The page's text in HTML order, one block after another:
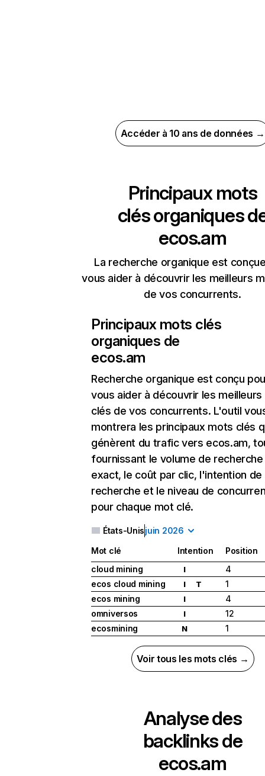
Accéder à 10 ans de données →
Principaux mots
clés organiques
ecos.am
La recherche organique est
vous aider à découvrir les meilleurs
de vos concurrents.
Principaux mots clés
organiques de
ecos.am
Recherche organique est conçu
vous aider à découvrir les
clés de vos concurrents. L'outil
montrera les principaux mots clés
génèrent du trafic vers ecos.am,
fournissant le volume de recherche
exact, le coût par clic, l'intention de
recherche et le niveau de
pour chaque mot clé.
États-Unisjuin 2026
Mot clé Intention
Position
cloud mining
I
4
ecos cloud mining
I T
1
ecos mining
I
4
omniversos
I
12
ecosmining
N 1
Voir tous les mots clés →
Analyse des
backlinks de
ecos.am